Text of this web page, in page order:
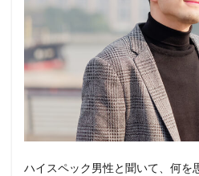
ハイスペック男性と聞いて、何を